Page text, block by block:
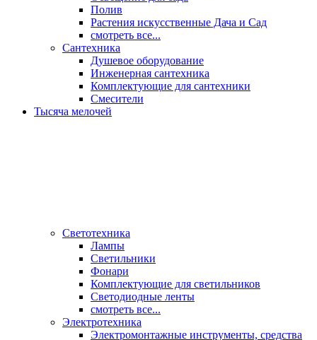
Полив
Растения искусственные Дача и Сад
смотреть все...
Сантехника
Душевое оборудование
Инженерная сантехника
Комплектующие для сантехники
Смесители
Тысяча мелочей
Светотехника
Лампы
Светильники
Фонари
Комплектующие для светильников
Светодиодные ленты
смотреть все...
Электротехника
Электромонтажные инструменты, средства